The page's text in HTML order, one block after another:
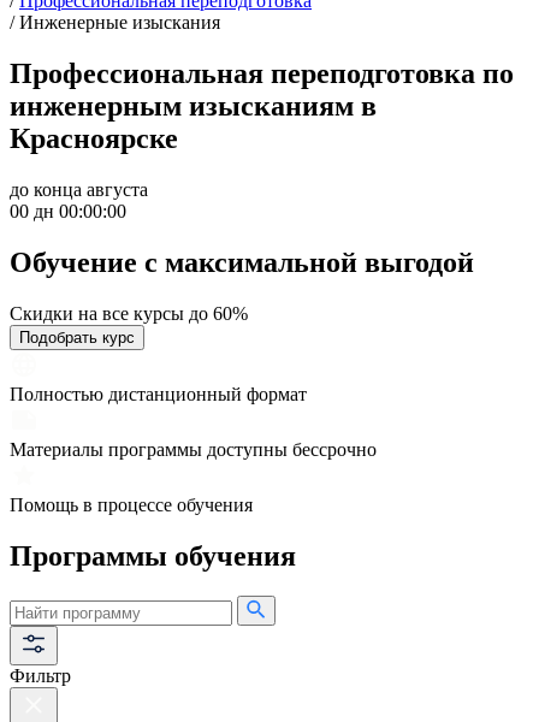
/ Инженерные изыскания
Профессиональная переподготовка по
инженерным изысканиям в
Красноярске
до конца августа
00 дн 00:00:00
Обучение с максимальной выгодой
Скидки на все курсы до 60%
Подобрать курс
Полностью дистанционный формат
Материалы программы доступны бессрочно
Помощь в процессе обучения
Программы обучения
Фильтр